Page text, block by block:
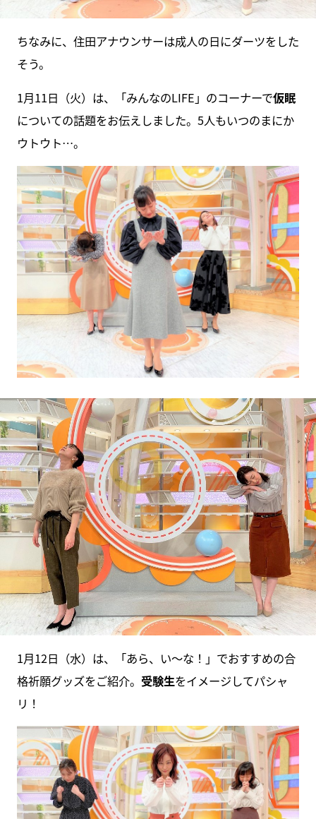
ちなみに、住田アナウンサーは成人の日にダーツをした
そう。
1月11日（火）は、「みんなのLIFE」のコーナーで仮眠
についての話題をお伝えしました。5人もいつのまにか
ウトウト…。
1月12日（水）は、「あら、い～な！」でおすすめの合
格祈願グッズをご紹介。 受験生をイメージしてパシャ
リ！